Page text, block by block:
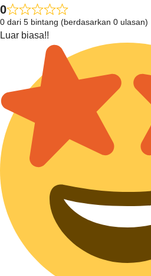
0
0 dari 5 bintang (berdasarkan 0 ulasan)
Luar biasa!!